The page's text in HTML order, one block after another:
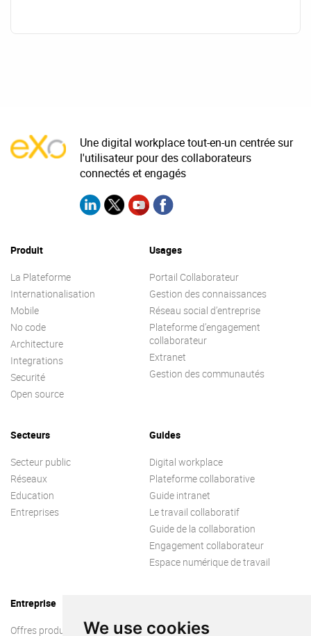
We use cookies
Une digital workplace tout-en-un centrée sur
l'utilisateur pour des collaborateurs
connectés et engagés
Produit
La Plateforme
Internationalisation
Mobile
No code
Architecture
Integrations
Securité
Open source
Usages
Portail Collaborateur
Gestion des connaissances
Réseau social d’entreprise
Plateforme d’engagement
collaborateur
Extranet
Gestion des communautés
Secteurs
Secteur public
Réseaux
Education
Entreprises
Guides
Digital workplace
Plateforme collaborative
Guide intranet
Le travail collaboratif
Guide de la collaboration
Engagement collaborateur
Espace numérique de travail
Entreprise
Offres produit